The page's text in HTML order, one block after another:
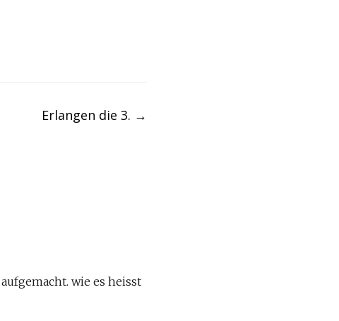
Erlangen die 3. →
wie es heisst